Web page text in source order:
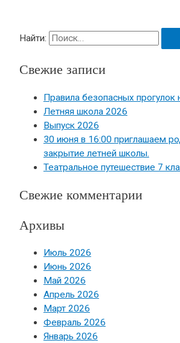
Найти:
Свежие записи
Правила безопасных прогулок
Летняя школа 2026
Выпуск 2026
30 июня в 16:00 приглашаем
закрытие летней школы.
Театральное путешествие 7
Свежие комментарии
Архивы
Июль 2026
Июнь 2026
Май 2026
Апрель 2026
Март 2026
Февраль 2026
Январь 2026